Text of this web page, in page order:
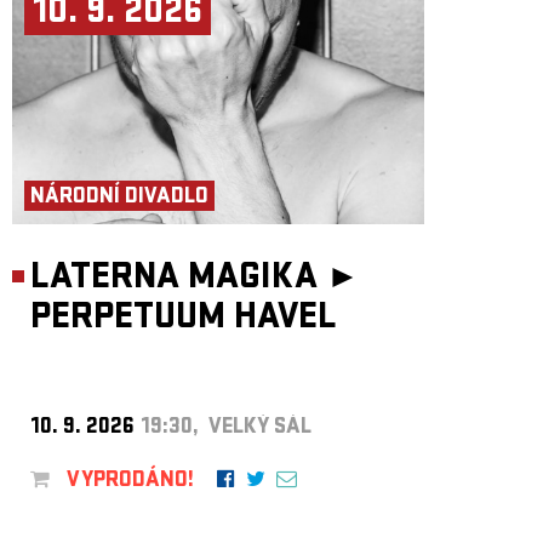
10. 9. 2026
NÁRODNÍ DIVADLO
LATERNA MAGIKA ►
PERPETUUM HAVEL
10. 9. 2026 19:30, VELKÝ SÁL
VYPRODÁNO!